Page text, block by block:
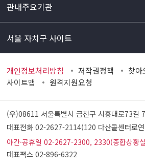
관내주요기관
서울 자치구 사이트
개인정보처리방침 저작권정책
찾아
사이트맵
원격지원요청
(우)08611 서울특별시 금천구 시흥대로73길
대표전화 02-2627-2114(120 다산콜센터로
야간·공휴일 02-2627-2300, 2330(종합상황
대표팩스 02-896-6322